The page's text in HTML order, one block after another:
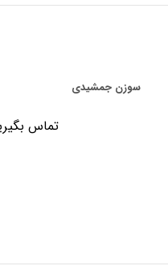
سوزن جمشیدی
تماس